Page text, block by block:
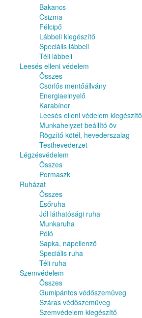
Bakancs
Csizma
Félcipő
Lábbeli kiegészítő
Speciális lábbeli
Téli lábbeli
Leesés elleni védelem
Összes
Csörlős mentőállvány
Energiaelnyelő
Karabíner
Leesés elleni védelem kiegészítő
Munkahelyzet beállító öv
Rögzítő kötél, hevederszalag
Testhevederzet
Légzésvédelem
Összes
Pormaszk
Ruházat
Összes
Esőruha
Jól láthatósági ruha
Munkaruha
Póló
Sapka, napellenző
Speciális ruha
Téli ruha
Szemvédelem
Összes
Gumipántos védőszemüveg
Száras védőszemüveg
Szemvédelem kiegészítő